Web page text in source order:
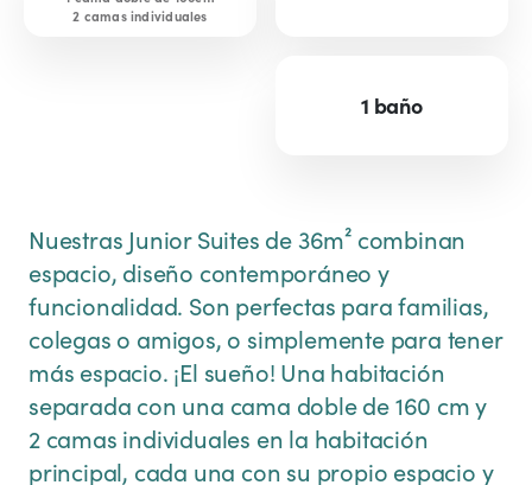
2 camas individuales
1 baño
Nuestras Junior Suites de 36m² combinan
espacio, diseño contemporáneo y
funcionalidad. Son perfectas para familias,
colegas o amigos, o simplemente para tener
más espacio. ¡El sueño! Una habitación
separada con una cama doble de 160 cm y
2 camas individuales en la habitación
principal, cada una con su propio espacio y